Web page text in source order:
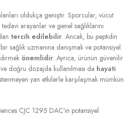
oldukça geniştir. Sporcular, vücut
arayanlar ve genel sağlıklarını
tercih edilebilir. Ancak, bu peptidin
sağlık uzmanına danışmak ve potansiyel
önemlidir. Ayrıca, ürünün güvenilir
doğru dozajda kullanılması da hayati
yan etkilerle karşılaşmak mümkün
CJC 1295 DAC’ın potansiyel